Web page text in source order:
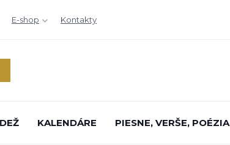
E-shop Kontakty
KALENDÁRE PIESNE, VERŠE, POÉZIA